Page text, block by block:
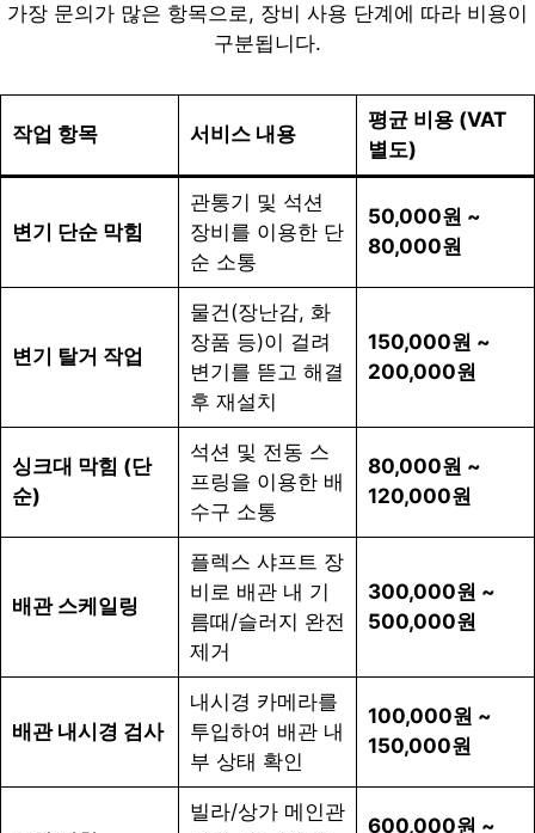
가장 문의가 많은 항목으로, 장비 사용 단계에 따라 비용이
구분됩니다.
작업 항목 서비스 내용
평균 비용 (VAT
별도)
변기 단순 막힘
관통기 및 석션
장비를 이용한 단
순 소통
50,000원 ~
80,000원
변기 탈거 작업
물건(장난감, 화
장품 등)이 걸려
변기를 뜯고 해결
후 재설치
150,000원 ~
200,000원
싱크대 막힘 (단
순)
석션 및 전동 스
프링을 이용한 배
수구 소통
80,000원 ~
120,000원
배관 스케일링
플렉스 샤프트 장
비로 배관 내 기
름때/슬러지 완전
제거
300,000원 ~
500,000원
배관 내시경 검사
내시경 카메라를
투입하여 배관 내
부 상태 확인
100,000원 ~
150,000원
빌라/상가 메인관
600,000원 ~